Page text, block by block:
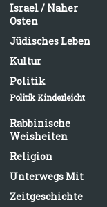
Israel / Naher
Osten
Jüdisches Leben
Kultur
Politik
Politik Kinderleicht
Rabbinische
Weisheiten
Religion
Unterwegs Mit
Zeitgeschichte